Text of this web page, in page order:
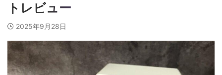
トレビュー
2025年9月28日